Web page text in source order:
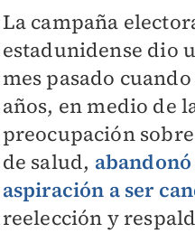
La campaña
estadunidense dio
mes pasado
años, en medio de
preocupación
de salud, abandonó
aspiración a ser
reelección y